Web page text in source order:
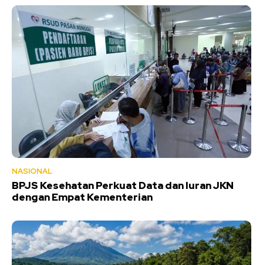
NASIONAL
BPJS Kesehatan Perkuat Data dan Iuran JKN
dengan Empat Kementerian